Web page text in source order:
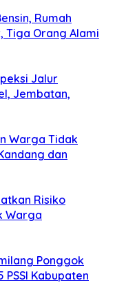
Rumah
Tiga Orang Alami
Jalur
Jembatan,
Warga Tidak
dan
Risiko
Warga
Ponggok
PSSI Kabupaten